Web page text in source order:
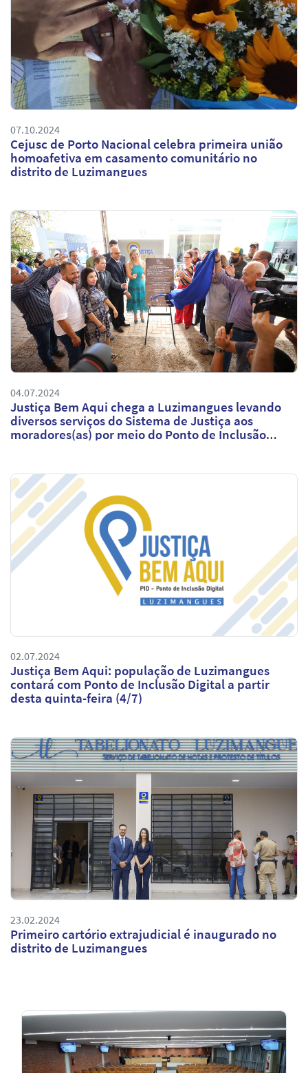
07.10.2024
Cejusc de Porto Nacional celebra primeira união
homoafetiva em casamento comunitário no
distrito de Luzimangues
04.07.2024
Justiça Bem Aqui chega a Luzimangues levando
diversos serviços do Sistema de Justiça aos
moradores(as) por meio do Ponto de Inclusão
02.07.2024
Justiça Bem Aqui: população de Luzimangues
contará com Ponto de Inclusão Digital a partir
desta quinta-feira (4/7)
23.02.2024
Primeiro cartório extrajudicial é inaugurado no
distrito de Luzimangues
Notícias
em
Destaque